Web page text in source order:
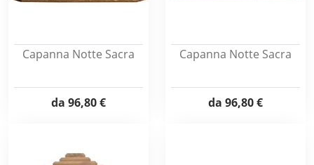
Capanna Notte Sacra
da 96,80 €
Capanna Notte Sacra
da 96,80 €